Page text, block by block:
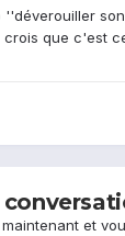
''déverouiller
crois que c'est
et